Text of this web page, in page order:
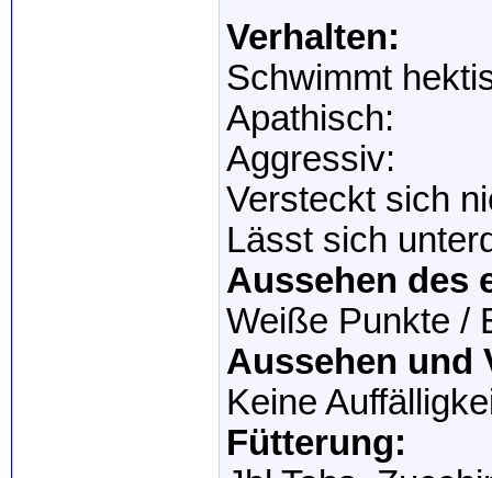
Verhalten:
Schwimmt
Apathisch:
Aggressiv:
Versteckt sich
Lässt sich
Aussehen des
Weiße Punkte /
Aussehen und
Keine
Fütterung: